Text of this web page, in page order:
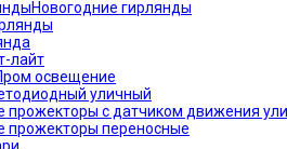
Новогодние гирлянды
лайт
освещение
уличный
прожекторы с датчиком движения
прожекторы переносные